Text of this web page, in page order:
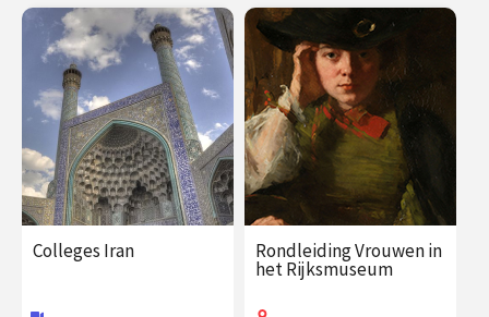
€ 169.00
40
afleveringen
Speeltijd 12 uur
VAthuis
€ 345.00
vanaf 24
sep.
Online
Colleges Iran Rondleiding Vrouwen in
het Rijksmuseum